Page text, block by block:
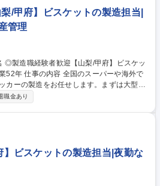
/甲府】ビスケットの製造担当|
管理
パーや海外で
カーの製造をお任せします。まずは大型ミ
トいただき、機械のメンテナンスや品質管
「仕込」がメインです 【入社後の流れ】ま
工程を把握。慣れてくれば品質管理、機械
性や興味に合わせて専門性を広げることが
職金あり
ビスケットの製造担当|夜勤な